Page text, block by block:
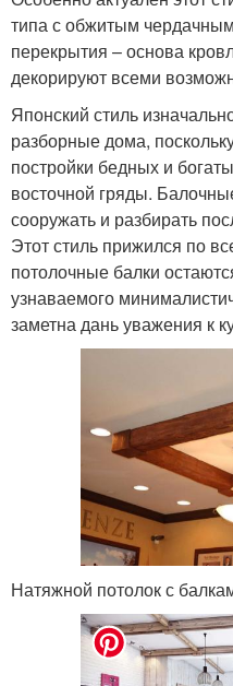
типа с обжитым
перекрытия – основа
декорируют всеми
Японский стиль
разборные дома,
постройки бедных и
восточной гряды.
сооружать и разбирать
Этот стиль прижился по
потолочные балки
узнаваемого
заметна дань уважения к
Натяжной потолок с